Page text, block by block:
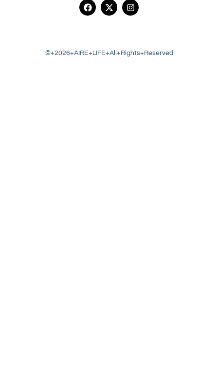
©+2026+AIRE+LIFE+All+Rights+Reserved